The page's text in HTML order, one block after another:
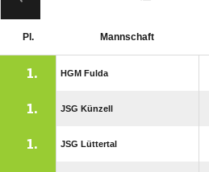
Pl. Mannschaft
1. HGM Fulda
1. JSG Künzell
1. JSG Lüttertal